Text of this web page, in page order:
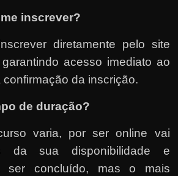
inscrever?
diretamente pelo site
acesso imediato ao
da inscrição.
de duração?
varia, por ser online vai
da sua disponibilidade e
ser concluído, mas o mais